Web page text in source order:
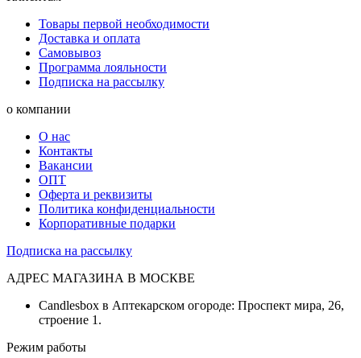
Товары первой необходимости
Доставка и оплата
Самовывоз
Программа лояльности
Подписка на рассылку
о компании
О нас
Контакты
Вакансии
ОПТ
Оферта и реквизиты
Политика конфиденциальности
Корпоративные подарки
Подписка на рассылку
АДРЕС МАГАЗИНА В МОСКВЕ
Candlesbox в Аптекарском огороде: Проспект мира, 26,
строение 1.
Режим работы